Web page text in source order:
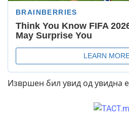
Извршен бил увид од увидна